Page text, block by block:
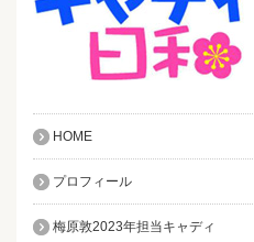
HOME
プロフィール
梅原敦2023年担当キャディ